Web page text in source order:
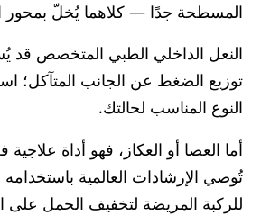
المسطحة جدًا — كلاهما يُخلّ بمحور
النعل الداخلي الطبي المتخصص قد
توزيع الضغط عن الجانب المتآكل؛
النوع المناسب لحالتك.
أما العصا أو العكاز، فهو أداة
تُوصي الإرشادات العالمية باستخدامه
للركبة المريضة لتخفيف الحمل على